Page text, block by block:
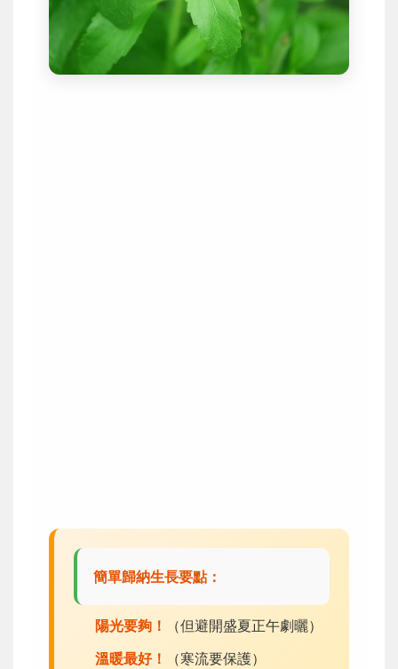
簡單歸納生長要點：
陽光要夠！
（但避開盛夏正午劇曬）
溫暖最好！
（寒流要保護）